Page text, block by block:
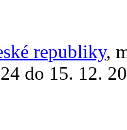
republiky,
do 15. 12.